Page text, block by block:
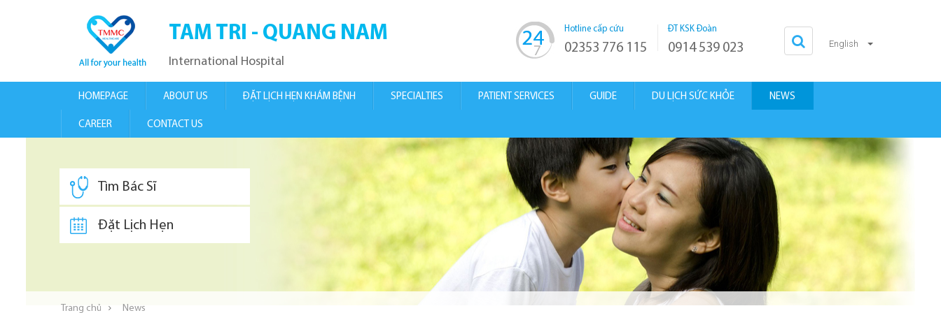
TAM TRI - QUANG NAM
International Hospital
ĐT KSK Đoàn
0914 539 023
Hotline cấp cứu
02353 776 115 English
HOMEPAGE ABOUT US ĐẶT LỊCH HẸN KHÁM BỆNH SPECIALTIES PATIENT SERVICES GUIDE DU LỊCH SỨC KHỎE NEWS
CAREER CONTACT US
Tìm Bác Sĩ
Đặt Lịch Hẹn
Trang chủ News